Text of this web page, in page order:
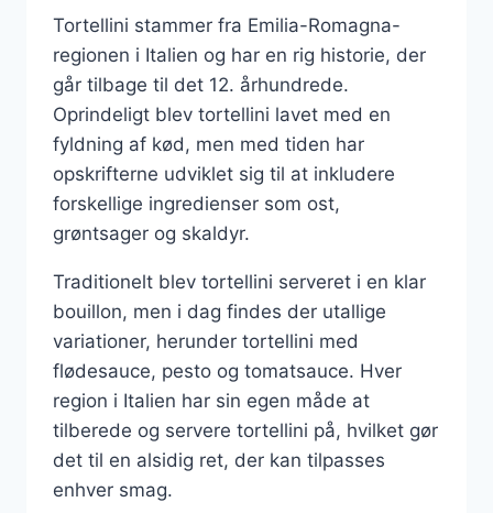
Tortellini stammer fra Emilia-Romagna-
regionen i Italien og har en rig historie, der
går tilbage til det 12. århundrede.
Oprindeligt blev tortellini lavet med en
fyldning af kød, men med tiden har
opskrifterne udviklet sig til at inkludere
forskellige ingredienser som ost,
grøntsager og skaldyr.
Traditionelt blev tortellini serveret i en klar
bouillon, men i dag findes der utallige
variationer, herunder tortellini med
flødesauce, pesto og tomatsauce. Hver
region i Italien har sin egen måde at
tilberede og servere tortellini på, hvilket gør
det til en alsidig ret, der kan tilpasses
enhver smag.